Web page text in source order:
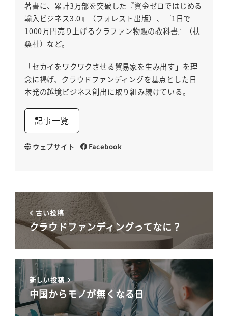
著書に、累計3万部を突破した『資金ゼロではじめる
輸入ビジネス3.0』（フォレスト出版）、『1日で
1000万円売り上げるクラファン物販の教科書』（扶
桑社）など。
「セカイをワクワクさせる貿易家を生み出す」を理
念に掲げ、クラウドファンディングを基点とした日
本発の越境ビジネス創出に取り組み続けている。
記事一覧
ウェブサイト Facebook
古い投稿
クラウドファンディングってなに？
新しい投稿
中国からモノが無くなる日